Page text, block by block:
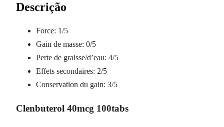
Descrição
Force: 1/5
Gain de masse: 0/5
Perte de graisse/d’eau: 4/5
Effets secondaires: 2/5
Conservation du gain: 3/5
Clenbuterol 40mcg 100tabs